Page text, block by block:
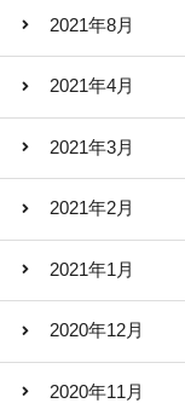
2021年8月
2021年4月
2021年3月
2021年2月
2021年1月
2020年12月
2020年11月